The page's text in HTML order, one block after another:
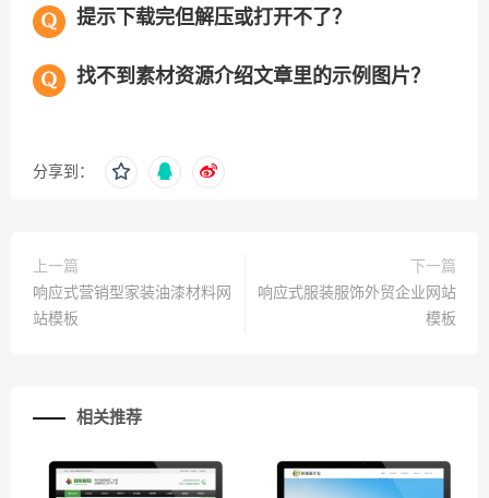
提示下载完但解压或打开不了？
找不到素材资源介绍文章里的示例图片？
分享到：
上一篇
响应式营销型家装油漆材料网
站模板
下一篇
响应式服装服饰外贸企业网站
模板
相关推荐